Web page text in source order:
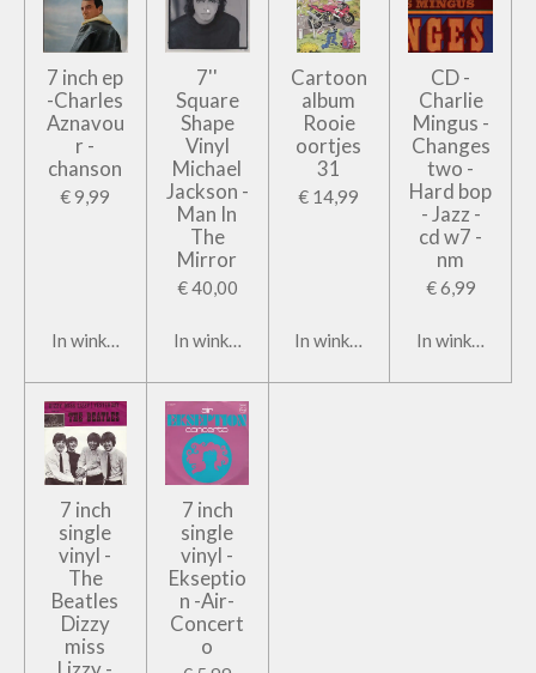
7 inch ep
-Charles
Aznavou
r -
chanson
€ 9,99
In winkelwagen
7''
Square
Shape
Vinyl
Michael
Jackson -
Man In
The
Mirror
€ 40,00
In winkelwagen
Cartoon
album
Rooie
oortjes
31
€ 14,99
In winkelwagen
CD -
Charlie
Mingus -
Changes
two -
Hard bop
- Jazz -
cd w7 -
nm
€ 6,99
In
7 inch
single
vinyl -
The
Beatles
Dizzy
miss
7 inch
single
vinyl -
Ekseptio
n -Air-
Concert
o